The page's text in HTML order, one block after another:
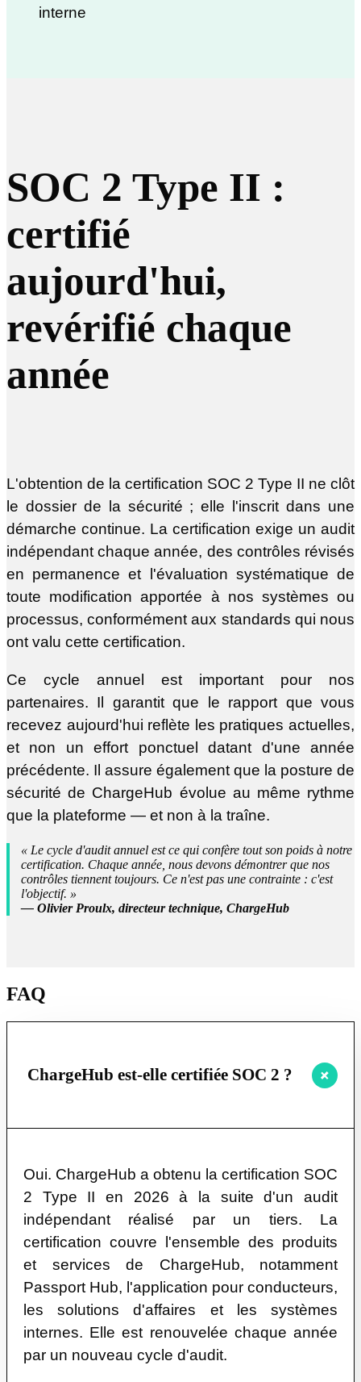
interne
SOC 2 Type II :
certifié
aujourd'hui,
revérifié chaque
année
L'obtention de la certification SOC 2 Type II ne clôt
le dossier de la sécurité ; elle l'inscrit dans une
démarche continue. La certification exige un audit
indépendant chaque année, des contrôles révisés
en permanence et l'évaluation systématique de
toute modification apportée à nos systèmes ou
processus, conformément aux standards qui nous
ont valu cette certification.
Ce cycle annuel est important pour nos
partenaires. Il garantit que le rapport que vous
recevez aujourd'hui reflète les pratiques actuelles,
et non un effort ponctuel datant d'une année
précédente. Il assure également que la posture de
sécurité de ChargeHub évolue au même rythme
que la plateforme — et non à la traîne.
« Le cycle d'audit annuel est ce qui confère tout son poids à notre
certification. Chaque année, nous devons démontrer que nos
contrôles tiennent toujours. Ce n'est pas une contrainte : c'est
l'objectif. »
— Olivier Proulx, directeur technique, ChargeHub
FAQ
ChargeHub est-elle certifiée SOC 2 ?
Oui. ChargeHub a obtenu la certification SOC
2 Type II en 2026 à la suite d'un audit
indépendant réalisé par un tiers. La
certification couvre l'ensemble des produits
et services de ChargeHub, notamment
Passport Hub, l'application pour conducteurs,
les solutions d'affaires et les systèmes
internes. Elle est renouvelée chaque année
par un nouveau cycle d'audit.